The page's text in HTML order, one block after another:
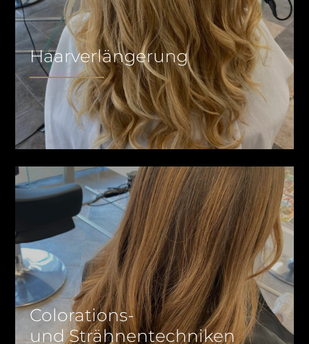
Haarverlängerung
Colorations-
und Strähnentechniken